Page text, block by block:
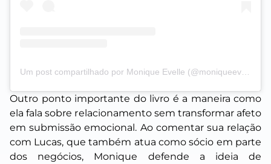
Outro ponto importante do livro é a maneira como
ela fala sobre relacionamento sem transformar afeto
em submissão emocional. Ao comentar sua relação
com Lucas, que também atua como sócio em parte
dos negócios, Monique defende a ideia de